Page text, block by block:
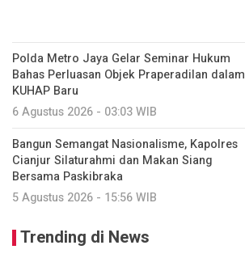
Polda Metro Jaya Gelar Seminar Hukum
Bahas Perluasan Objek Praperadilan dalam
KUHAP Baru
6 Agustus 2026 - 03:03 WIB
Bangun Semangat Nasionalisme, Kapolres
Cianjur Silaturahmi dan Makan Siang
Bersama Paskibraka
5 Agustus 2026 - 15:56 WIB
Trending di News